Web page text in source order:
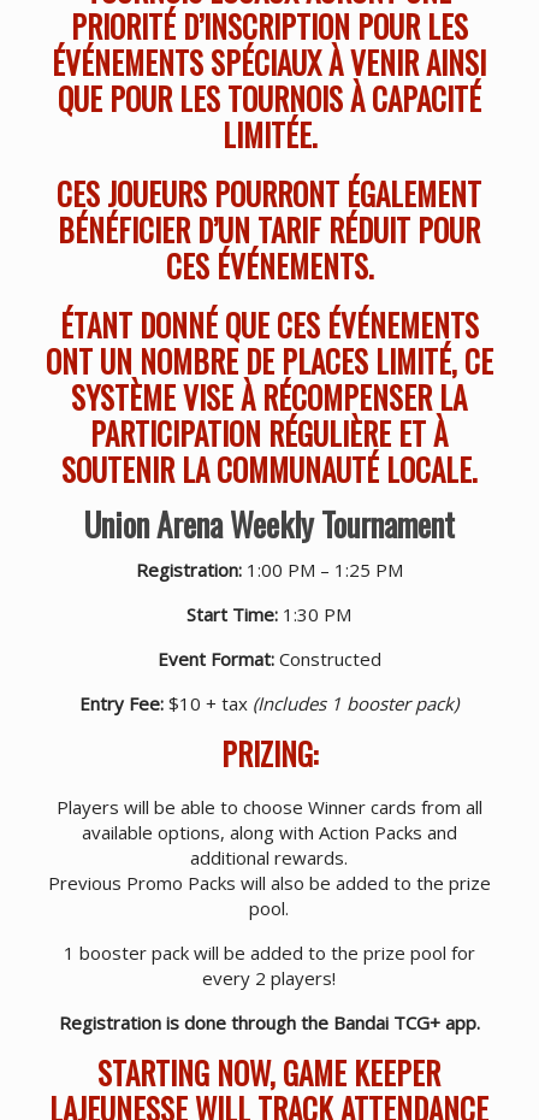
PRIORITÉ D’INSCRIPTION POUR LES
ÉVÉNEMENTS SPÉCIAUX À VENIR AINSI
QUE POUR LES TOURNOIS À CAPACITÉ
LIMITÉE.
CES JOUEURS POURRONT ÉGALEMENT
BÉNÉFICIER D’UN TARIF RÉDUIT POUR
CES ÉVÉNEMENTS.
ÉTANT DONNÉ QUE CES ÉVÉNEMENTS
ONT UN NOMBRE DE PLACES LIMITÉ, CE
SYSTÈME VISE À RÉCOMPENSER LA
PARTICIPATION RÉGULIÈRE ET À
SOUTENIR LA COMMUNAUTÉ LOCALE.
Union Arena Weekly Tournament
Registration:1:00 PM – 1:25 PM
Start Time: 1:30 PM
Event Format:Constructed
Entry Fee: $10 + tax (Includes 1 booster pack)
PRIZING:
Players will be able to choose Winner cards from all
available options, along with Action Packs and
additional rewards.
Previous Promo Packs will also be added to the prize
pool.
1 booster pack will be added to the prize pool for
every 2 players!
Registration is done through the Bandai TCG+ app.
STARTING NOW, GAME KEEPER
LAJEUNESSE WILL TRACK ATTENDANCE